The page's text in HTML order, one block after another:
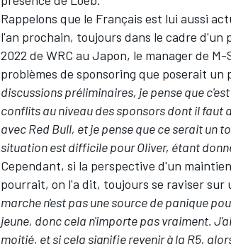
Rappelons que le Français est lui aussi
l'an prochain, toujours dans le cadre d'un
2022 de WRC au Japon, le manager de
problèmes de sponsoring que poserait
discussions préliminaires, je pense que
conflits au niveau des sponsors dont il
avec Red Bull, et je pense que ce serait un
situation est difficile pour Oliver, étant
Cependant, si la perspective d'un
pourrait, on l'a dit, toujours se raviser sur
marche n'est pas une source de panique
jeune, donc cela n'importe pas vraiment.
moitié, et si cela signifie revenir à la R5,